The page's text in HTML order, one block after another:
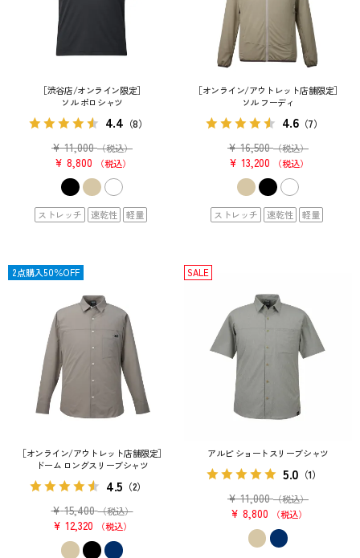
［渋谷店/オンライン限定］
ソル ポロシャツ
4.4 （8）
¥ 11,000 （税込）
¥ 8,800 税込
ストレッチ 速乾性 軽量
［オンライン/アウトレット店舗限定］
ソル フーディ
4.6（7）
¥ 16,500 （税込）
¥ 13,200 税込
ストレッチ 速乾性 軽量
［オンライン/アウトレット店舗限定］
ドーム ロングスリーブシャツ
4.5 （2）
¥ 15,400 （税込）
¥ 12,320 税込
SALE
2点購入50％OFF
アルピ ショートスリーブシャツ
5.0 （1）
¥ 11,000 （税込）
¥ 8,800 税込
SALE